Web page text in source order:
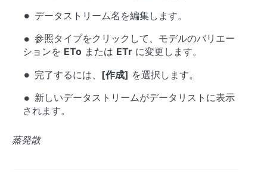
データストリーム名を編集します。
参照タイプをクリックして、モデルのバリエー
ションを ETo または ETr に変更します。
完了するには、 [作成] を選択します。
新しいデータストリームがデータリストに表示
されます。
蒸発散